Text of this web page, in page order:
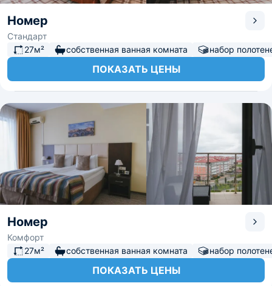
Номер
Стандарт
27м²
собственная ванная комната набор
ПОКАЗАТЬ ЦЕНЫ
Номер
Комфорт
27м²
собственная ванная комната набор
ПОКАЗАТЬ ЦЕНЫ